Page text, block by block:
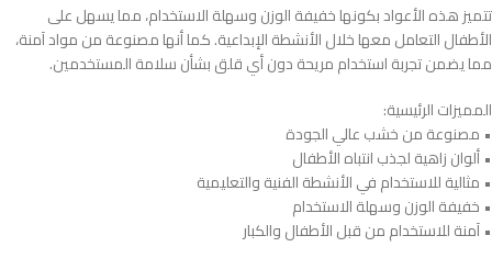
تتميز هذه الأعواد بكونها خفيفة الوزن وسهلة الاستخدام، مما يسهل على
الأطفال التعامل معها خلال الأنشطة الإبداعية. كما أنها مصنوعة من مواد آمنة،
مما يضمن تجربة استخدام مريحة دون أي قلق بشأن سلامة المستخدمين.
المميزات الرئيسية:
• مصنوعة من خشب عالي الجودة
• ألوان زاهية لجذب انتباه الأطفال
• مثالية للاستخدام في الأنشطة الفنية والتعليمية
• خفيفة الوزن وسهلة الاستخدام
• آمنة للاستخدام من قبل الأطفال والكبار